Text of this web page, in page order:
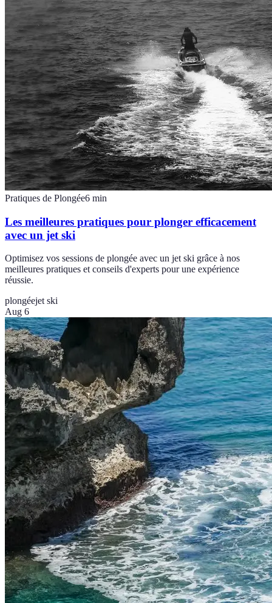
Pratiques de Plongée6 min
Les meilleures pratiques pour plonger efficacement
avec un jet ski
Optimisez vos sessions de plongée avec un jet ski grâce à nos
meilleures pratiques et conseils d'experts pour une expérience
réussie.
plongéejet ski
Aug 6